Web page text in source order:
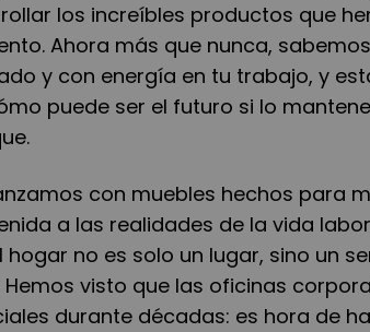
los increíbles productos que
Ahora más que nunca,
y con energía en tu trabajo, y
puede ser el futuro si lo
con muebles hechos para
a las realidades de la vida
hogar no es solo un lugar, sino un
Hemos visto que las oficinas
durante décadas: es hora de